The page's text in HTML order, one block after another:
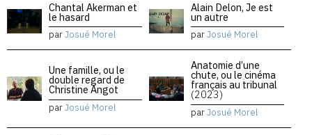
Chantal Akerman et
le hasard
parJosué Morel
Alain Delon, Je est
un autre
parJosué Morel
Une famille, ou le
double regard de
Christine Angot
parJosué Morel
Anatomie d’une
chute, ou le cinéma
français au tribunal
(2023)
parJosué Morel